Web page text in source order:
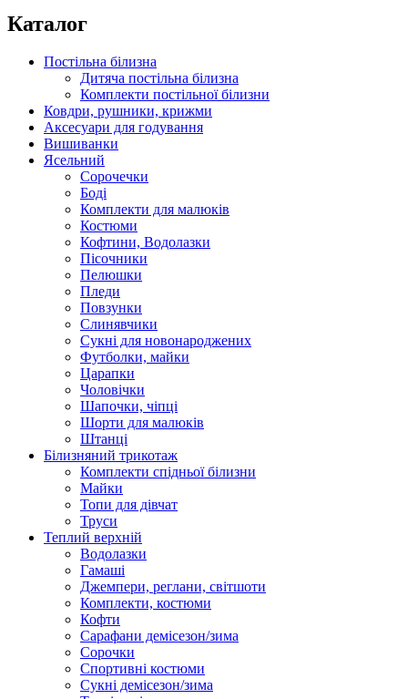
Каталог
Постільна білизна
Дитяча постільна білизна
Комплекти постільної білизни
Ковдри, рушники, крижми
Аксесуари для годування
Вишиванки
Ясельний
Cорочечки
Боді
Комплекти для малюків
Костюми
Кофтини, Водолазки
Пісочники
Пелюшки
Пледи
Повзунки
Слинявчики
Сукні для новонароджених
Футболки, майки
Царапки
Чоловічки
Шапочки, чіпці
Шорти для малюків
Штанці
Білизняний трикотаж
Комплекти спідньої білизни
Майки
Топи для дівчат
Труси
Теплий верхній
Водолазки
Гамаші
Джемпери, реглани, світшоти
Комплекти, костюми
Кофти
Сарафани демісезон/зима
Сорочки
Спортивні костюми
Сукні демісезон/зима